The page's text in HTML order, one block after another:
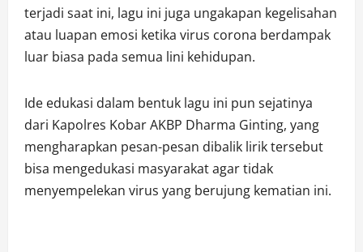
terjadi saat ini, lagu ini juga ungakapan kegelisahan
atau luapan emosi ketika virus corona berdampak
luar biasa pada semua lini kehidupan.
Ide edukasi dalam bentuk lagu ini pun sejatinya
dari Kapolres Kobar AKBP Dharma Ginting, yang
mengharapkan pesan-pesan dibalik lirik tersebut
bisa mengedukasi masyarakat agar tidak
menyempelekan virus yang berujung kematian ini.